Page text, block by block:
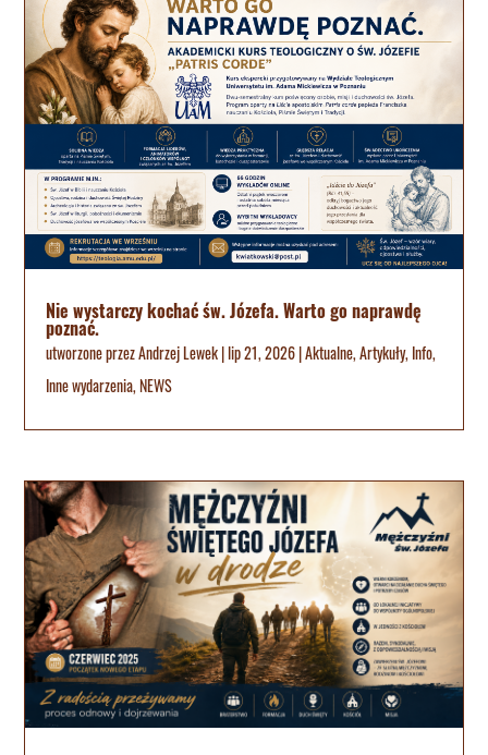
Nie wystarczy kochać św. Józefa. Warto go naprawdę
poznać.
utworzone przezAndrzej Lewek|lip 21, 2026|Aktualne,Artykuły, Info,
Inne wydarzenia,NEWS